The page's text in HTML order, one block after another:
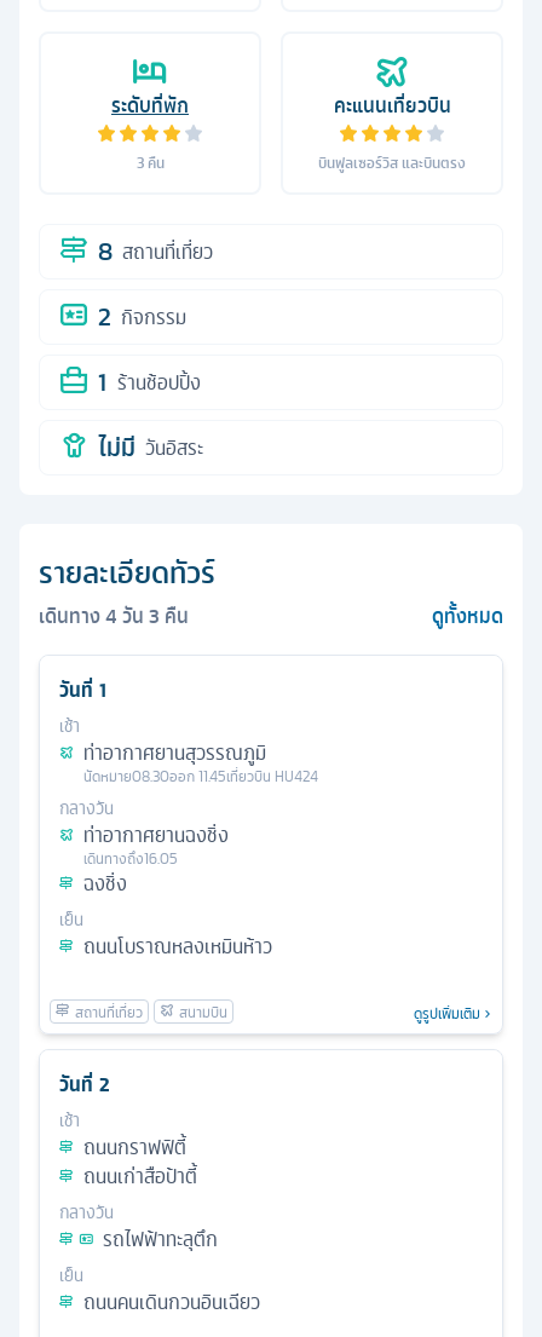
ระดับที่พัก
3คืน
คะแนนเที่ยวบิน
บินฟูลเซอร์วิส และบินตรง
8 สถานที่เที่ยว
2 กิจกรรม
1 ร้านช้อปปิ้ง
ไม่มี วันอิสระ
รายละเอียดทัวร์
เดินทาง4วัน3 คืน ดูทั้งหมด
วันที่ 1
เช้า
ท่าอากาศยานสุวรรณภูมิ
นัดหมาย08.30ออก11.45เที่ยวบิน HU424
กลางวัน
ท่าอากาศยานฉงชิ่ง
เดินทางถึง16.05
ฉงชิ่ง
เย็น
ถนนโบราณหลงเหมินห้าว
ดูรูปเพิ่มเติม
วันที่ 2
เช้า
ถนนกราฟฟิตี้
ถนนเก่าสือป้าตี้
กลางวัน
รถไฟฟ้าทะลุตึก
เย็น
ถนนคนเดินกวนอินเฉียว